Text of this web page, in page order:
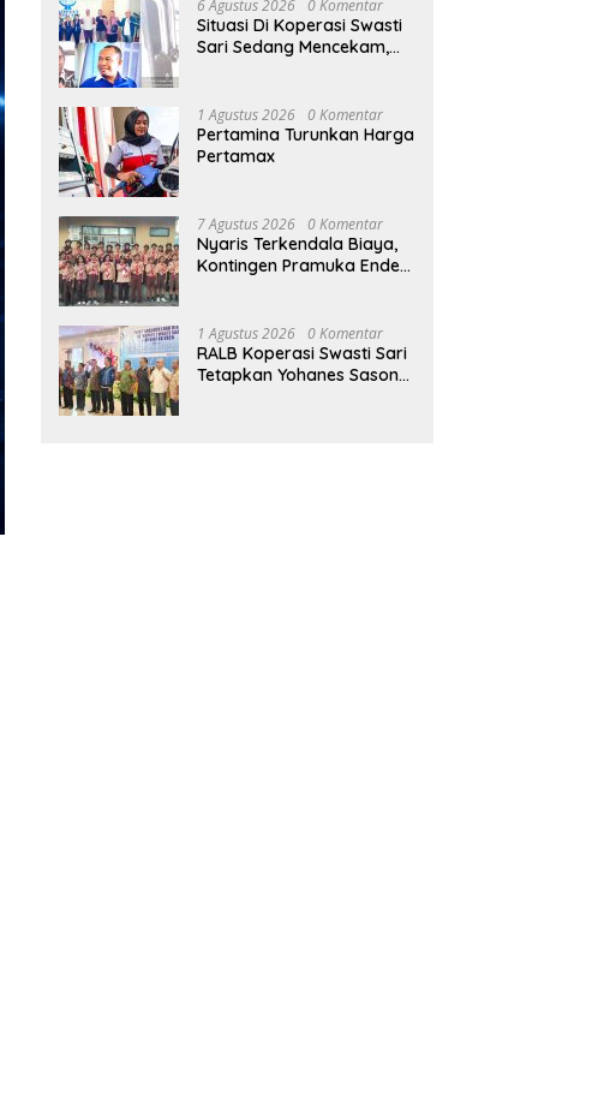
6 Agustus 2026 0 Komentar
Situasi Di Koperasi Swasti
Sari Sedang Mencekam,
1 Agustus 2026 0 Komentar
Pertamina Turunkan Harga
Pertamax
7 Agustus 2026 0 Komentar
Nyaris Terkendala Biaya,
Kontingen Pramuka Ende
Jakarta
1 Agustus 2026 0 Komentar
RALB Koperasi Swasti Sari
Tetapkan Yohanes Sason